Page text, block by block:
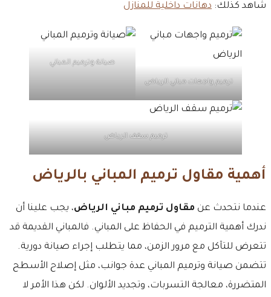
شاهد كذلك: دهانات داخلية للمنازل
ترميم واجهات مباني الرياض
صيانة وترميم المباني
ترميم سقف الرياض
أهمية مقاول ترميم المباني بالرياض
عندما نتحدث عن مقاول ترميم مباني الرياض، يجب علينا أن
ندرك أهمية الترميم في الحفاظ على المباني. فالمباني القديمة قد
تتعرض للتآكل مع مرور الزمن، مما يتطلب إجراء صيانة دورية.
تتضمن صيانة وترميم المباني عدة جوانب، مثل إصلاح الأسطح
المتضررة، معالجة التسربات، وتجديد الألوان. لكن هذا الأمر لا